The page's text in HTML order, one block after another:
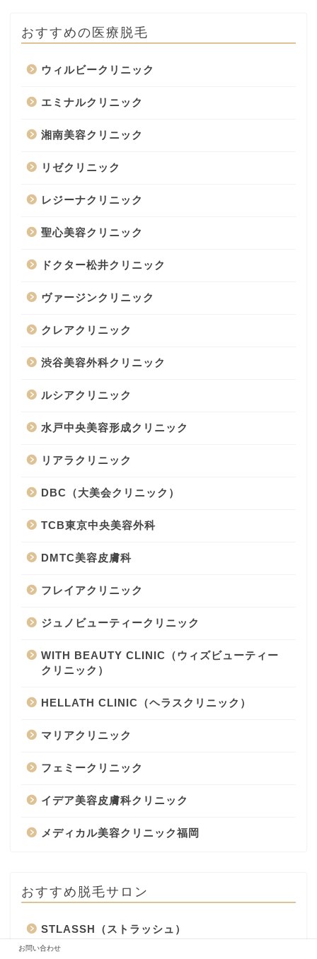
おすすめの医療脱毛
ウィルビークリニック
エミナルクリニック
湘南美容クリニック
リゼクリニック
レジーナクリニック
聖心美容クリニック
ドクター松井クリニック
ヴァージンクリニック
クレアクリニック
渋谷美容外科クリニック
ルシアクリニック
水戸中央美容形成クリニック
リアラクリニック
DBC（大美会クリニック）
TCB東京中央美容外科
DMTC美容皮膚科
フレイアクリニック
ジュノビューティークリニック
WITH BEAUTY CLINIC（ウィズビューティー
クリニック）
HELLATH CLINIC（ヘラスクリニック）
マリアクリニック
フェミークリニック
イデア美容皮膚科クリニック
メディカル美容クリニック福岡
おすすめ脱毛サロン
STLASSH（ストラッシュ）
お問い合わせ